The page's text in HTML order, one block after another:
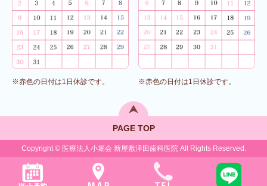
※赤色の日付は1日休診です。 ※赤色の日付は1日休診です。
PAGE TOP
Copyright © 医療法人小堀会 新屋敷津田歯科医院 All Rights Reserved.